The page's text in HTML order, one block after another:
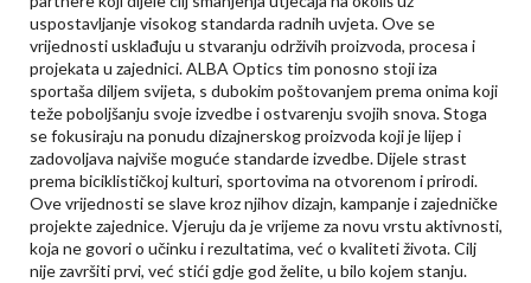
uspostavljanje visokog standarda radnih uvjeta. Ove se
vrijednosti usklađuju u stvaranju održivih proizvoda, procesa i
projekata u zajednici. ALBA Optics tim ponosno stoji iza
sportaša diljem svijeta, s dubokim poštovanjem prema onima koji
teže poboljšanju svoje izvedbe i ostvarenju svojih snova. Stoga
se fokusiraju na ponudu dizajnerskog proizvoda koji je lijep i
zadovoljava najviše moguće standarde izvedbe. Dijele strast
prema biciklističkoj kulturi, sportovima na otvorenom i prirodi.
Ove vrijednosti se slave kroz njihov dizajn, kampanje i zajedničke
projekte zajednice. Vjeruju da je vrijeme za novu vrstu aktivnosti,
koja ne govori o učinku i rezultatima, već o kvaliteti života. Cilj
nije završiti prvi, već stići gdje god želite, u bilo kojem stanju.